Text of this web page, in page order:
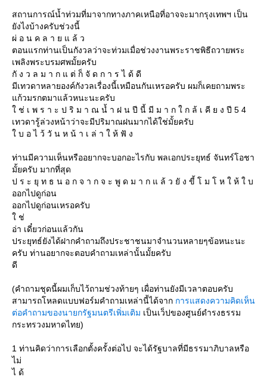
สถานการณ์น้ำท่วมที่มาจากทางภาคเหนือที่อาจจะมากรุงเทพฯ เป็น
ังไงบ้างครับช่วงนี้
ผ่ อ น ค ล า ย แ ล้ ว
ตอนแรกท่านเป็นกังวลว่าจะท่วมเมื่อช่วงงานพระราชพิธีถวายพระ
เพลิงพระบรมศพมั้ยครับ
กั ง ว ล ม า ก แ ต่ ก็ จั ด ก า ร ไ ด้ ดี
มีเทวดาหลายองค์กังวลเรื่องนี้เหมือนกันเหรอครับ ผมก็เคยถามพระ
ก้วมรกตมาแล้วหนะนะครับ
ช่ เ พ ร า ะ ป ริ ม า ณ นํ้ า ฝ น ปี นี้ มี ม า ก ใ ก ล้ เ คี ย ง ปี 5 4
เทวดารู้ล่วงหน้าว่าจะมีปริมาณฝนมากได้ใช่มั้ยครับ
บ อ ไ ว้ วั น ห น้ า เ ล่ า ใ ห้ ฟั ง
ท่านมีความเห็นหรืออยากจะบอกอะไรกับ พลเอกประยุทธ์ จันทร์โอชา
มั้ยครับ มากที่สุด
ป ร ะ ยุ ท ธ น อ ก จ า ก จ ะ พู ด ม า ก แ ล้ ว ยั ง ขี้ โ ม โ ห ใ ห้ ใ บ
ออกไปดูก่อน
ออกไปดูก่อนเหรอครับ
ช่
อ่า เดี๋ยวก่อนแล้วกัน
ประยุทธ์ยังได้ฝากคำถามถึงประชาชนมาจำนวนหลายๆข้อหนะนะ
ครับ ท่านอยากจะตอบคำถามเหล่านั้นมั้ยครับ
ดี
(คำถามชุดนี้ผมเก็บไว้ถามช่วงท้ายๆ เผื่อท่านยังมีเวลาตอบครับ
สามารถโหลดแบบฟอร์มคำถามเหล่านี้ได้จาก การแสดงความคิดเห็น
ต่อคำถามของนายกรัฐมนตรีเพิ่มเติม เป็นเว็ปของศูนย์ดำรงธรรม
กระทรวงมหาดไทย)
1 ท่านคิดว่าการเลือกตั้งครั้งต่อไป จะได้รัฐบาลที่มีธรรมาภิบาลหรือ
ไม่
ไ ด้